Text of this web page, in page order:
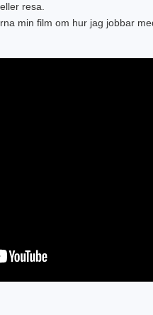
resa.
min film om hur jag jobbar